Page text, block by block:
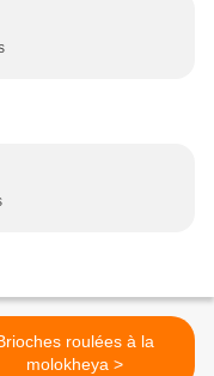
roulées à la
molokheya >